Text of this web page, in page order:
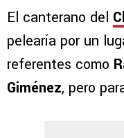
El canterano del
pelearía por un
referentes como
Giménez, pero